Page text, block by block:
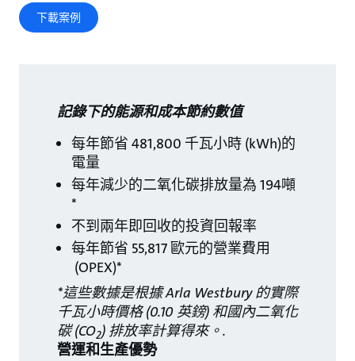
下載案例
記錄下的能源和成本節約數值
每年節省 481,800 千瓦小時 (kWh)的
電量
每年減少的二氧化碳排放量為 194噸
*
不到兩年即回收的投資回報率
每年節省 55,817 歐元的營業費用
(OPEX)*
*這些數據是根據 Arla Westbury 的實際
千瓦小時價格 (0.10 英鎊) 和國內二氧化
碳 (CO2) 排放率計算得來。.
營運和生產優勢